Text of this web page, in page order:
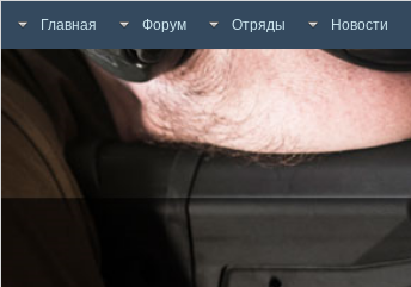
Главная Форум Отряды Новости